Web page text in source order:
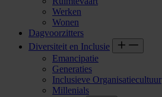
Werken
Wonen
Dagvoorzitters
Diversiteit en Inclusie
Emancipatie
Generaties
Inclusieve Organisatiecultuur
Millenials